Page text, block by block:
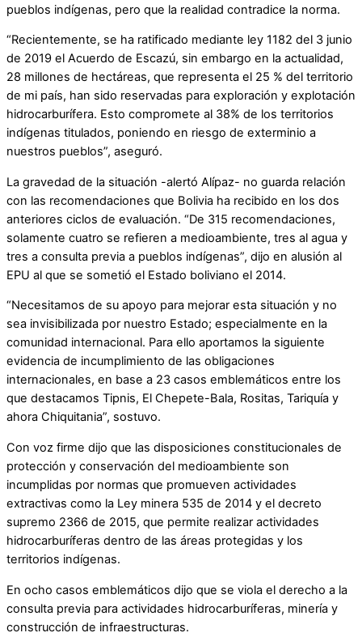
pueblos indígenas, pero que la realidad contradice la norma.
“Recientemente, se ha ratificado mediante ley 1182 del 3 junio
de 2019 el Acuerdo de Escazú, sin embargo en la actualidad,
28 millones de hectáreas, que representa el 25 % del territorio
de mi país, han sido reservadas para exploración y explotación
hidrocarburífera. Esto compromete al 38% de los territorios
indígenas titulados, poniendo en riesgo de exterminio a
nuestros pueblos”, aseguró.
La gravedad de la situación -alertó Alípaz- no guarda relación
con las recomendaciones que Bolivia ha recibido en los dos
anteriores ciclos de evaluación. “De 315 recomendaciones,
solamente cuatro se refieren a medioambiente, tres al agua y
tres a consulta previa a pueblos indígenas”, dijo en alusión al
EPU al que se sometió el Estado boliviano el 2014.
“Necesitamos de su apoyo para mejorar esta situación y no
sea invisibilizada por nuestro Estado; especialmente en la
comunidad internacional. Para ello aportamos la siguiente
evidencia de incumplimiento de las obligaciones
internacionales, en base a 23 casos emblemáticos entre los
que destacamos Tipnis, El Chepete-Bala, Rositas, Tariquía y
ahora Chiquitania”, sostuvo.
Con voz firme dijo que las disposiciones constitucionales de
protección y conservación del medioambiente son
incumplidas por normas que promueven actividades
extractivas como la Ley minera 535 de 2014 y el decreto
supremo 2366 de 2015, que permite realizar actividades
hidrocarburíferas dentro de las áreas protegidas y los
territorios indígenas.
En ocho casos emblemáticos dijo que se viola el derecho a la
consulta previa para actividades hidrocarburíferas, minería y
construcción de infraestructuras.